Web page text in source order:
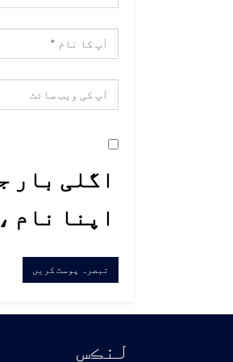
اگلی بار
اپنا نام
لنڪس